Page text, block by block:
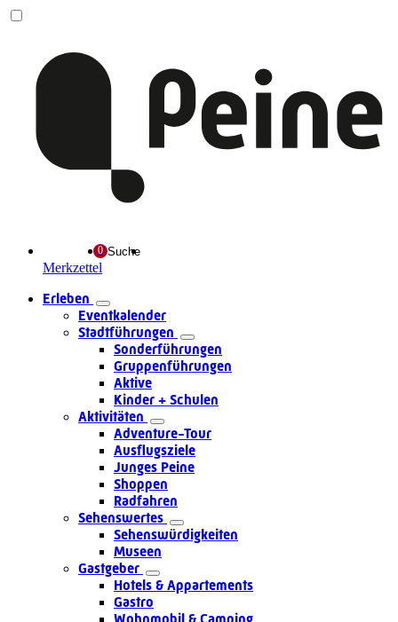
Merkzettel
Suche
Erleben
Eventkalender
Stadtführungen
Sonderführungen
Gruppenführungen
Aktive
Kinder + Schulen
Aktivitäten
Adventure-Tour
Ausflugsziele
Junges Peine
Shoppen
Radfahren
Sehenswertes
Sehenswürdigkeiten
Museen
Gastgeber
Hotels & Appartements
Gastro
Wohnmobil & Camping